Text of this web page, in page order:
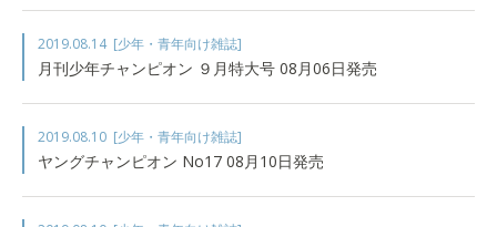
2019.08.14 [少年・青年向け雑誌]
月刊少年チャンピオン ９月特大号 08月06日発売
2019.08.10 [少年・青年向け雑誌]
ヤングチャンピオン No17 08月10日発売